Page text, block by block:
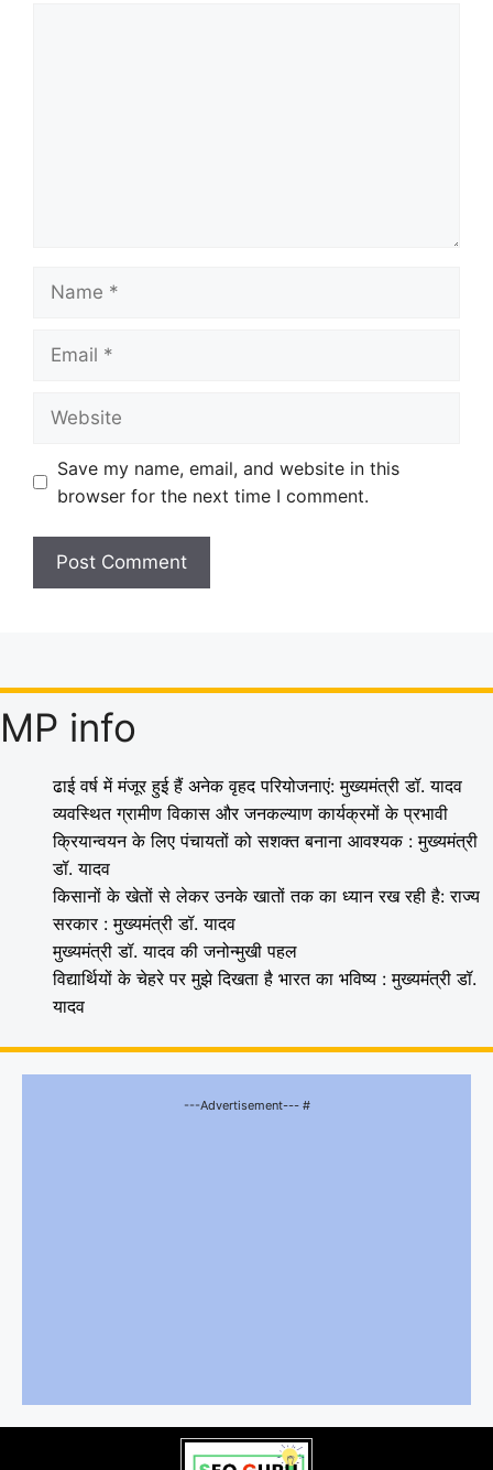
Save my name, email, and website in this
browser for the next time I comment.
MP info
ढाई वर्ष में मंजूर हुई हैं अनेक वृहद परियोजनाएं: मुख्यमंत्री डॉ. यादव
व्यवस्थित ग्रामीण विकास और जनकल्याण कार्यक्रमों के प्रभावी
क्रियान्वयन के लिए पंचायतों को सशक्त बनाना आवश्यक : मुख्यमंत्री
डॉ. यादव
किसानों के खेतों से लेकर उनके खातों तक का ध्यान रख रही है: राज्य
सरकार : मुख्यमंत्री डॉ. यादव
मुख्यमंत्री डॉ. यादव की जनोन्मुखी पहल
विद्यार्थियों के चेहरे पर मुझे दिखता है भारत का भविष्य : मुख्यमंत्री डॉ.
यादव
---Advertisement--- #